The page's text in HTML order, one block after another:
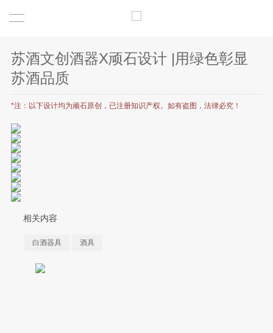
苏酒文创酒器X顽石设计 |用绿色彰显
苏酒品质
*注：以下设计均为顽石原创，已注册知识产权。如有盗图，法律必究！
相关内容
白酒器具 酒具